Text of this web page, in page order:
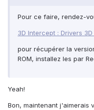
Pour ce faire, rendez-
3D Intercept : Drivers
pour récupérer la
ROM, installez les par
Yeah!
Bon, maintenant j'aimerais